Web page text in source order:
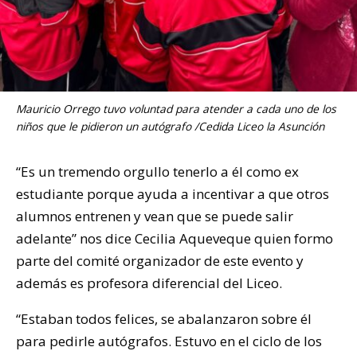
Mauricio Orrego tuvo voluntad para atender a cada uno de los
niños que le pidieron un autógrafo /Cedida Liceo la Asunción
“Es un tremendo orgullo tenerlo a él como ex
estudiante porque ayuda a incentivar a que otros
alumnos entrenen y vean que se puede salir
adelante” nos dice Cecilia Aqueveque quien formo
parte del comité organizador de este evento y
además es profesora diferencial del Liceo.
“Estaban todos felices, se abalanzaron sobre él
para pedirle autógrafos. Estuvo en el ciclo de los